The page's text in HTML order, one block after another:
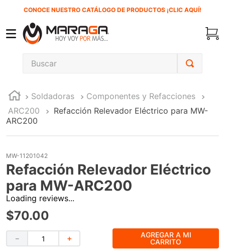
CONOCE NUESTRO CATÁLOGO DE PRODUCTOS ¡CLIC AQUÍ!
Buscar
Soldadoras
Componentes y Refacciones
ARC200
Refacción Relevador Eléctrico para MW-
ARC200
MW-11201042
Refacción Relevador Eléctrico
para MW-ARC200
Loading reviews...
$70.00
＋
－
AGREGAR A MI
CARRITO
1.
inversora
2.
carbones
5.
interruptor
6.
lenox